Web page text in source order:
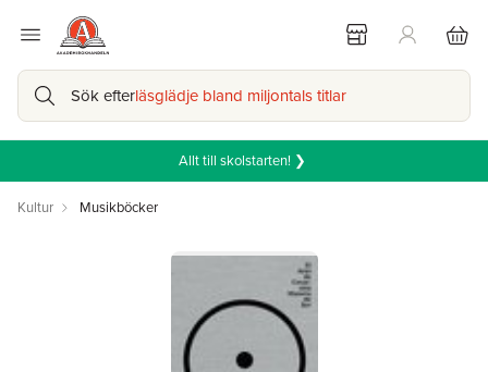
Sök efterläsglädje bland miljontals titlar
Allt till skolstarten! ❯
Kultur Musikböcker